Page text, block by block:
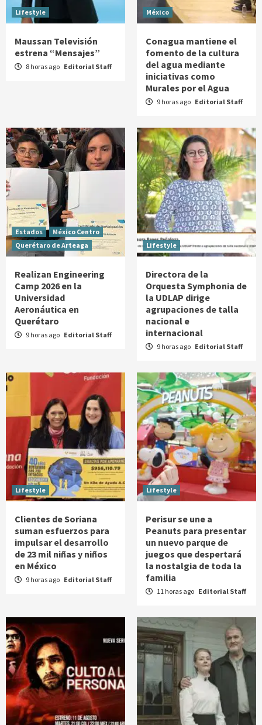
Lifestyle
Maussan Televisión
estrena “Mensajes”
8 horas ago Editorial Staff
México
Conagua mantiene el
fomento de la cultura
del agua mediante
iniciativas como
Murales por el Agua
9 horas ago Editorial Staff
Estados
México Centro
Querétaro de Arteaga
Realizan Engineering
Camp 2026 en la
Universidad
Aeronáutica en
Querétaro
9 horas ago Editorial Staff
Lifestyle
Directora de la
Orquesta Symphonia de
la UDLAP dirige
agrupaciones de talla
nacional e
internacional
9 horas ago Editorial Staff
Lifestyle
Clientes de Soriana
suman esfuerzos para
impulsar el desarrollo
de 23 mil niñas y niños
en México
9 horas ago Editorial Staff
Lifestyle
Perisur se une a
Peanuts para presentar
un nuevo parque de
juegos que despertará
la nostalgia de toda la
familia
11 horas ago Editorial Staff